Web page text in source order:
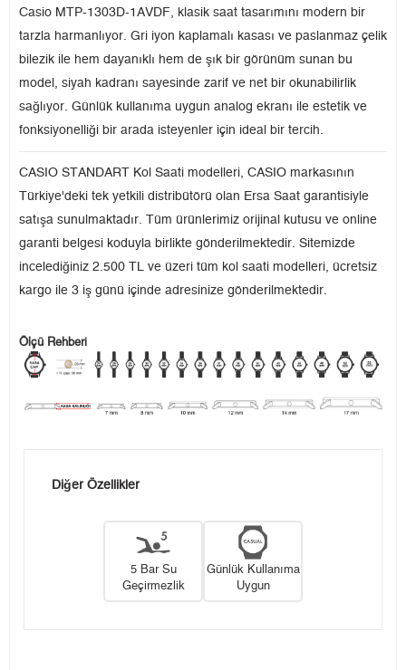
Casio MTP-1303D-1AVDF, klasik saat tasarımını modern bir
tarzla harmanlıyor. Gri iyon kaplamalı kasası ve paslanmaz çelik
bilezik ile hem dayanıklı hem de şık bir görünüm sunan bu
model, siyah kadranı sayesinde zarif ve net bir okunabilirlik
sağlıyor. Günlük kullanıma uygun analog ekranı ile estetik ve
fonksiyonelliği bir arada isteyenler için ideal bir tercih.
CASIO STANDART Kol Saati modelleri, CASIO markasının
Türkiye'deki tek yetkili distribütörü olan Ersa Saat garantisiyle
satışa sunulmaktadır. Tüm ürünlerimiz orijinal kutusu ve online
garanti belgesi koduyla birlikte gönderilmektedir. Sitemizde
incelediğiniz 2.500 TL ve üzeri tüm kol saati modelleri, ücretsiz
kargo ile 3 iş günü içinde adresinize gönderilmektedir.
Ölçü Rehberi
Diğer Özellikler
5 Bar Su
Geçirmezlik
Günlük Kullanıma
Uygun